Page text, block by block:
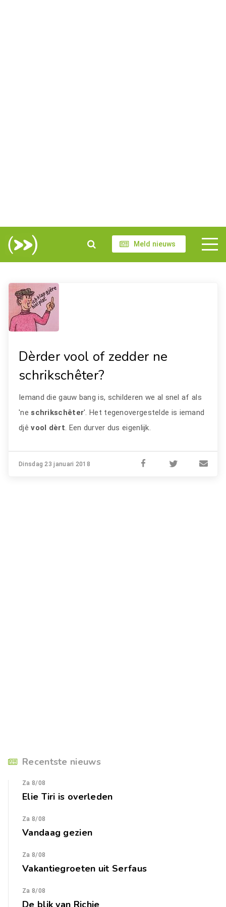
Meld nieuws
Dèrder vool of zedder ne
schrikschêter?
Iemand die gauw bang is, schilderen we al snel af als
'neschrikschêter'. Het tegenovergestelde is iemand
djêvool dèrt. Een durver dus eigenlijk.
Dinsdag 23 januari 2018
Recentste nieuws
Za 8/08
Elie Tiri is overleden
Za 8/08
Vandaag gezien
Za 8/08
Vakantiegroeten uit Serfaus
Za 8/08
De blik van Richie